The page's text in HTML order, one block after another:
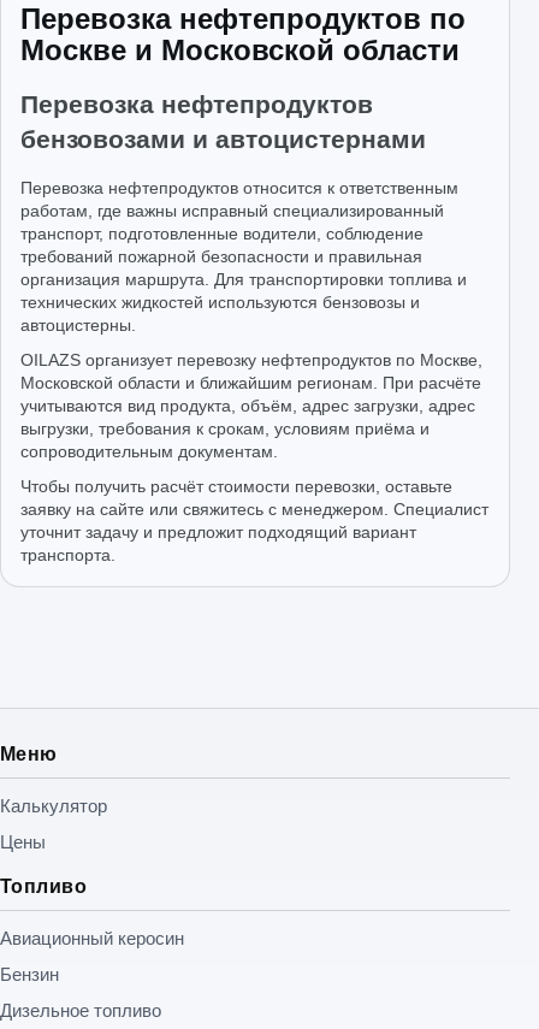
Перевозка нефтепродуктов по
Москве и Московской области
Перевозка нефтепродуктов
бензовозами и автоцистернами
Перевозка нефтепродуктов относится к ответственным
работам, где важны исправный специализированный
транспорт, подготовленные водители, соблюдение
требований пожарной безопасности и правильная
организация маршрута. Для транспортировки топлива и
технических жидкостей используются бензовозы и
автоцистерны.
OILAZS организует перевозку нефтепродуктов по Москве,
Московской области и ближайшим регионам. При расчёте
учитываются вид продукта, объём, адрес загрузки, адрес
выгрузки, требования к срокам, условиям приёма и
сопроводительным документам.
Чтобы получить расчёт стоимости перевозки, оставьте
заявку на сайте или свяжитесь с менеджером. Специалист
уточнит задачу и предложит подходящий вариант
транспорта.
Меню
Калькулятор
Цены
Топливо
Авиационный керосин
Бензин
Дизельное топливо